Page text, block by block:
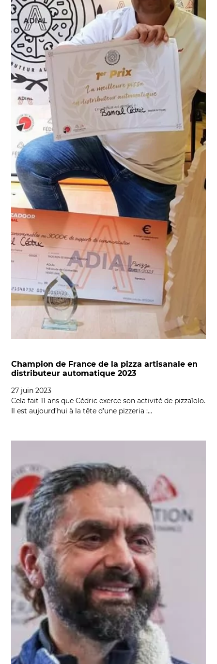
Champion de France de la pizza artisanale en
distributeur automatique 2023
27 juin 2023
Cela fait 11 ans que Cédric exerce son activité de pizzaïolo.
Il est aujourd’hui à la tête d’une pizzeria :…